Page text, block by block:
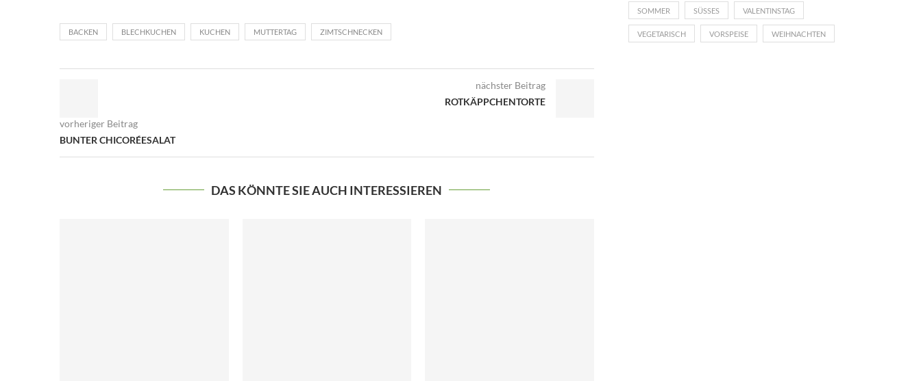
BACKEN BLECHKUCHEN KUCHEN MUTTERTAG ZIMTSCHNECKEN
vorheriger Beitrag
BUNTER CHICORÉESALAT
nächster Beitrag
ROTKÄPPCHENTORTE
DAS KÖNNTE SIE AUCH INTERESSIEREN
SOMMER SÜSSES VALENTINSTAG
VEGETARISCH VORSPEISE WEIHNACHTEN